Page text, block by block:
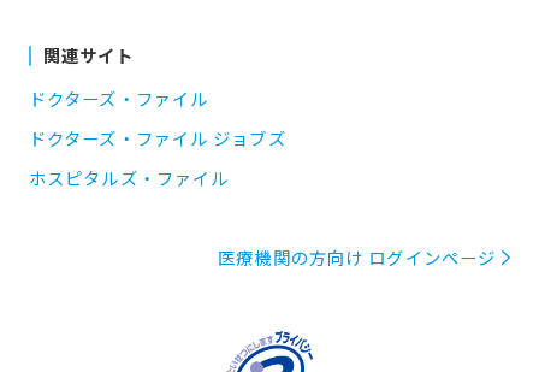
関連サイト
ドクターズ・ファイル
ドクターズ・ファイル ジョブズ
ホスピタルズ・ファイル
医療機関の方向け ログインページ